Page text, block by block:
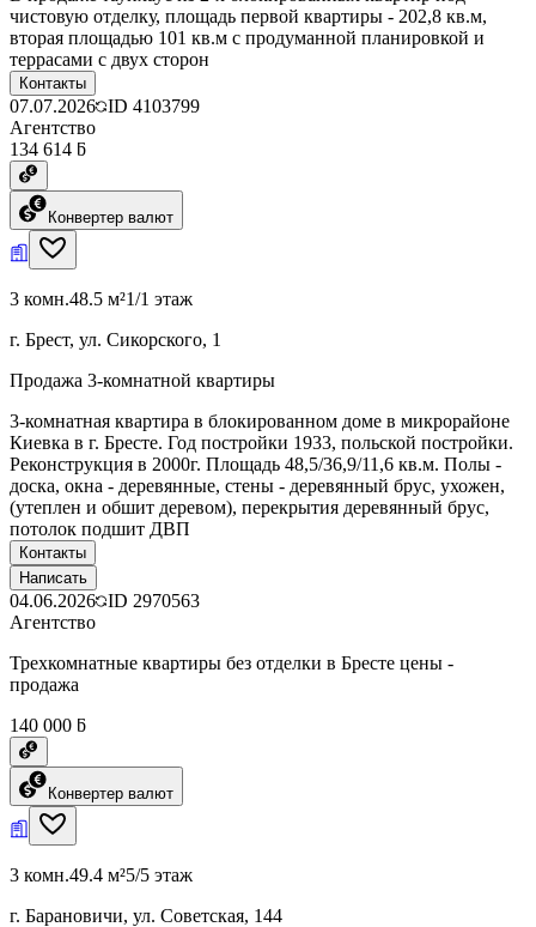
чистовую отделку, площадь первой квартиры - 202,8 кв.м,
вторая площадью 101 кв.м с продуманной планировкой и
террасами с двух сторон
Контакты
07.07.2026 ID 4103799
Агентство
134 614 ƃ
Конвертер валют
3 комн.48.5 м²1/1 этаж
г. Брест, ул. Сикорского, 1
Продажа 3-комнатной квартиры
3-комнатная квартира в блокированном доме в микрорайоне
Киевка в г. Бресте. Год постройки 1933, польской постройки.
Реконструкция в 2000г. Площадь 48,5/36,9/11,6 кв.м. Полы -
доска, окна - деревянные, стены - деревянный брус, ухожен,
(утеплен и обшит деревом), перекрытия деревянный брус,
потолок подшит ДВП
Контакты
Написать
04.06.2026 ID 2970563
Агентство
Трехкомнатные квартиры без отделки в Бресте цены -
продажа
140 000 ƃ
Конвертер валют
3 комн.49.4 м²5/5 этаж
г. Барановичи, ул. Советская, 144